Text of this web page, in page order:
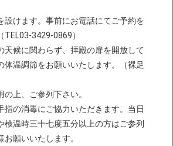
設けます。事前にお電話にてご予約を
TEL03-3429-0869）
天候に関わらず、拝殿の扉を開放して
体温調節をお願いいたします。（裸足
の上、ご参列下さい。
指の消毒にご協力いただきます。当日
検温時三十七度五分以上の方はご参列
願いいたします。